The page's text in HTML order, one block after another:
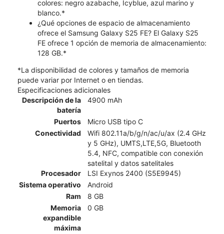
colores: negro azabache, Icyblue, azul marino y
blanco.*
¿Qué opciones de espacio de almacenamiento
ofrece el Samsung Galaxy S25 FE? El Galaxy S25
FE ofrece 1 opción de memoria de almacenamiento:
128 GB.*
*La disponibilidad de colores y tamaños de memoria
puede variar por Internet o en tiendas.
Especificaciones adicionales
Descripción de la
batería
4900 mAh
Puertos
Micro USB tipo C
Conectividad
Wifi 802.11a/b/g/n/ac/u/ax (2.4 GHz
y 5 GHz), UMTS,LTE,5G, Bluetooth
5.4, NFC, compatible con conexión
satelital y datos satelitales
Procesador
LSI Exynos 2400 (S5E9945)
Sistema operativo
Android
Ram
8 GB
Memoria
expandible
máxima
0 GB